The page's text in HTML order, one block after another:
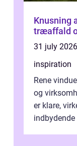
Knusning
træaffald
31 july 2026
inspiration
Rene
og
er klare,